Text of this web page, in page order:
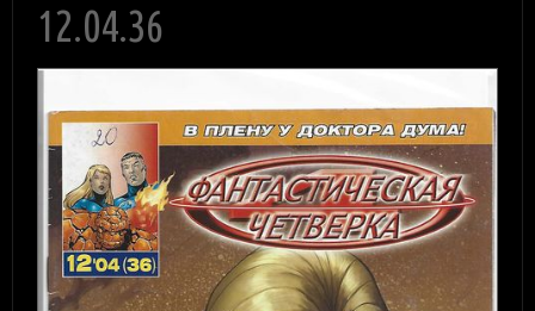
12.04.36